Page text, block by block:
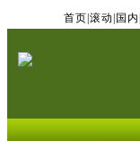
首页 滚动 国内